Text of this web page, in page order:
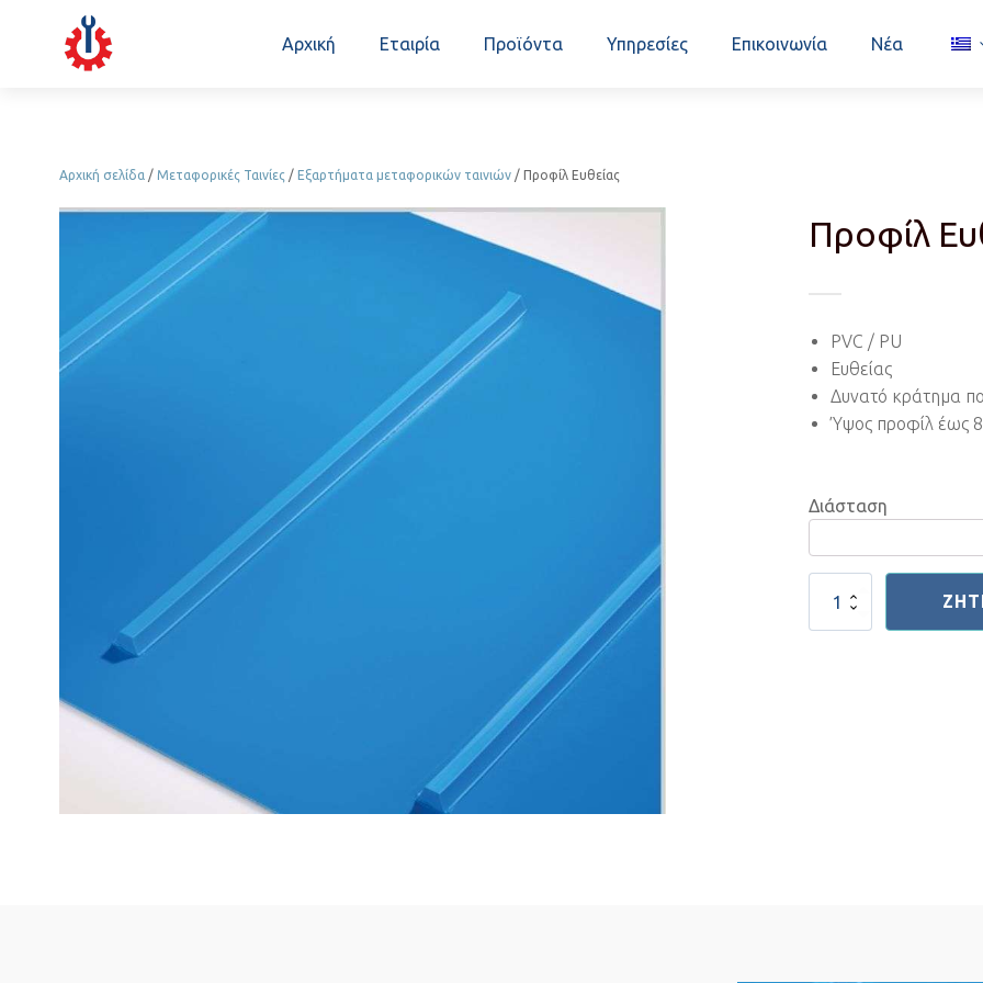
Αρχική Εταιρία Προϊόντα Υπηρεσίες Επικοινωνία Νέα
Αρχική σελίδα/ Μεταφορικές Ταινίες / Εξαρτήματα μεταφορικών ταινιών/ Προφίλ Ευθείας
Προφίλ
PVC / PU
Ευθείας
Δυνατό κράτημα
Ύψος προφίλ έως
Διάσταση
Προφίλ